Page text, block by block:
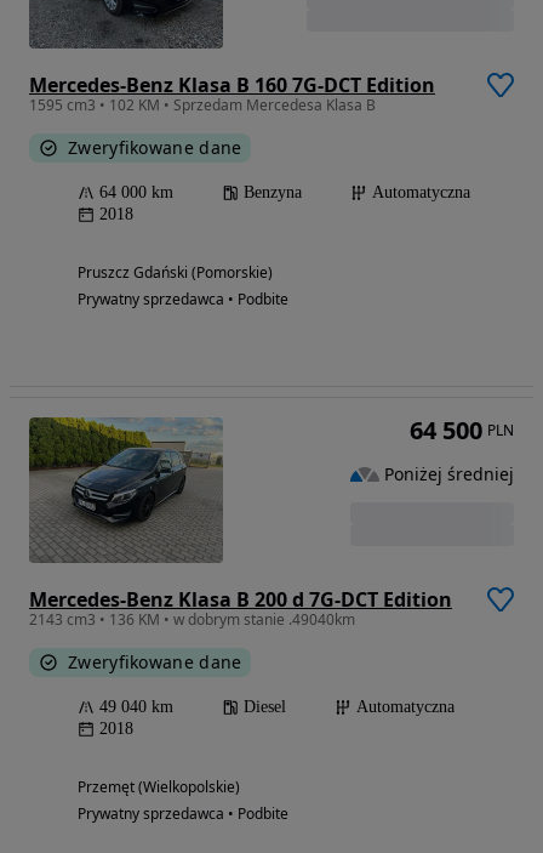
Mercedes-Benz Klasa B 160 7G-DCT Edition
1595 cm3 • 102 KM • Sprzedam Mercedesa Klasa B
Zweryfikowane dane
64 000 km Benzyna
Automatyczna
2018
Pruszcz Gdański (Pomorskie)
Prywatny sprzedawca • Podbite
Mercedes-Benz Klasa B 200 d 7G-DCT Edition
2143 cm3 • 136 KM • w dobrym stanie .49040km
Zweryfikowane dane
49 040 km Diesel
Automatyczna
2018
Przemęt (Wielkopolskie)
Prywatny sprzedawca • Podbite
64 500 PLN
Poniżej średniej